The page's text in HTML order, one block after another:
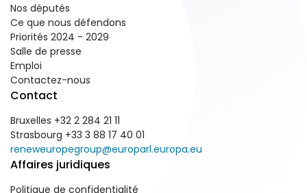
Nos députés
Ce que nous défendons
Priorités 2024 - 2029
Salle de presse
Emploi
Contactez-nous
Contact
Bruxelles +32 2 284 21 11
Strasbourg +33 3 88 17 40 01
reneweuropegroup@europarl.europa.eu
Affaires juridiques
Politique de confidentialité